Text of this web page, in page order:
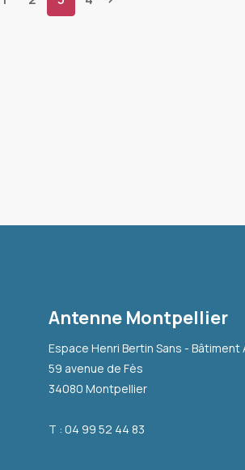
Antenne Montpellier
Espace Henri Bertin Sans - Bâtiment
59 avenue de Fès
34080 Montpellier
T : 04 99 52 44 83